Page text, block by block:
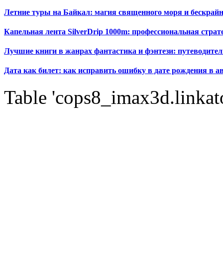
Летние туры на Байкал: магия священного моря и
Капельная лента SilverDrip 1000m: профессиональная
Лучшие книги в жанрах фантастика и фэнтези:
Дата как билет: как исправить ошибку в дате рождения в
Table